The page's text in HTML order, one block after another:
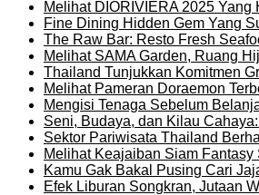
Melihat DIORIVIERA 2025
Fine Dining Hidden Gem Yang
The Raw Bar: Resto Fresh
Melihat SAMA Garden, Ruang
Thailand Tunjukkan Komitmen
Melihat Pameran Doraemon
Mengisi Tenaga Sebelum
Seni, Budaya, dan Kilau
Sektor Pariwisata Thailand
Melihat Keajaiban Siam
Kamu Gak Bakal Pusing Cari
Efek Liburan Songkran, Jutaan